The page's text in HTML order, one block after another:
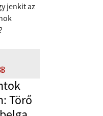
jenkit az
Törő